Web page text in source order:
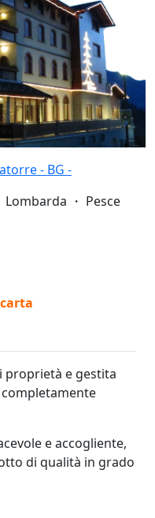
- BG -
Lombarda ・ Pesce
proprietà e gestita
completamente
e accogliente,
di qualità in grado